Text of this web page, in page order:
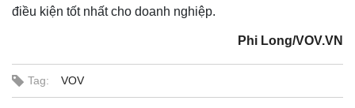
điều kiện tốt nhất cho doanh nghiệp.
Phi Long/VOV.VN
Tag: VOV